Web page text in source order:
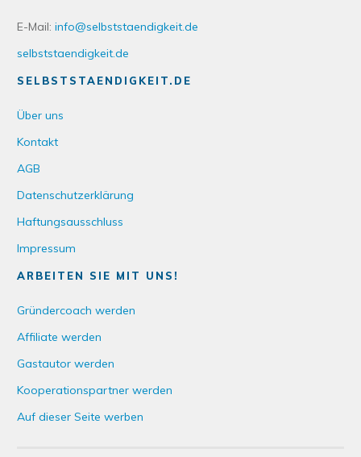
E-Mail: info@selbststaendigkeit.de
selbststaendigkeit.de
SELBSTSTAENDIGKEIT.DE
Über uns
Kontakt
AGB
Datenschutzerklärung
Haftungsausschluss
Impressum
ARBEITEN SIE MIT UNS!
Gründercoach werden
Affiliate werden
Gastautor werden
Kooperationspartner werden
Auf dieser Seite werben